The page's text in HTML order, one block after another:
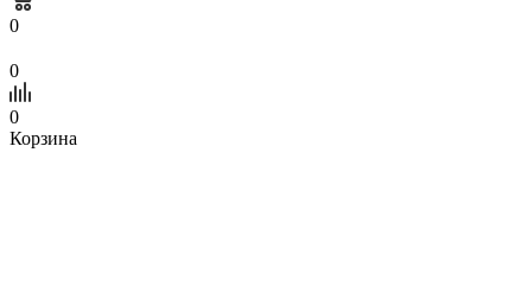
0
0
0
Корзина